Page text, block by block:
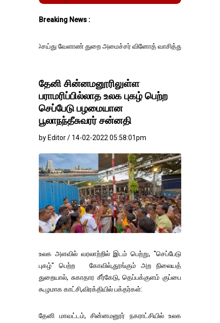
Breaking News :
வேளாண் துறை அமைச்சர் வினோத் வாசித்து வருகிறார். �.
தேனி சின்னமனூரிலுள்ள
பராமரிப்பில்லாத உலக புகழ் பெற்ற
செப்பேடு பழமையான
பூலாநந்தீசுவரர் சன்னதி
by Editor / 14-02-2022 05:58:01pm
உலக அளவில் வரலாற்றில் இடம் பெற்று, "செப்பேடு
புகழ்" பெற்ற கோவில்,தூங்கும் அற நிலையத்
துறையால், சுகாதார சீர்கேடு, தெப்பக்குளம் குப்பை
கூழமாக காட்சி,விரக்தியில் பக்தர்கள்:
தேனி மாவட்டம், சின்னமனூர் நகராட்சியில் உலக